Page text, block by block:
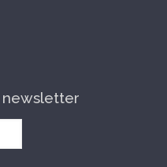
newsletter